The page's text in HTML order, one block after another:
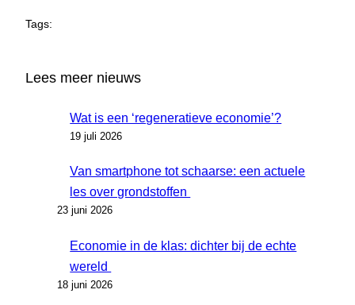
Tags:
Lees meer nieuws
Wat is een ‘regeneratieve economie’?
19 juli 2026
Van smartphone tot schaarse: een actuele
les over grondstoffen
23 juni 2026
Economie in de klas: dichter bij de echte
wereld
18 juni 2026